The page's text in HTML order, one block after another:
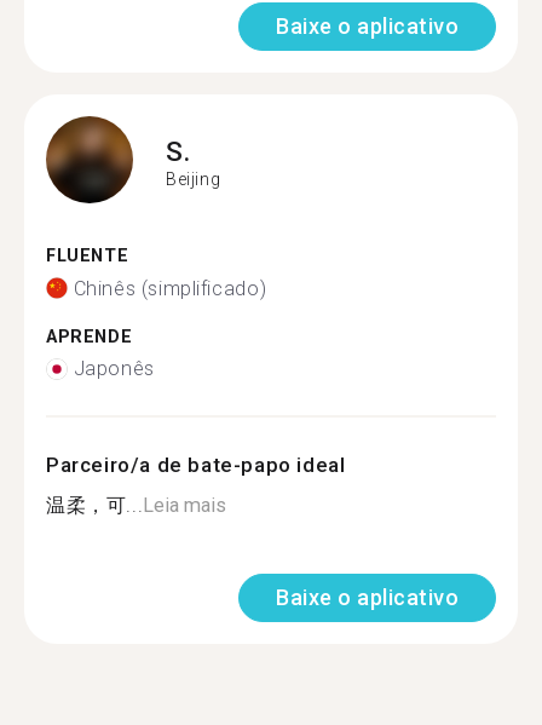
Baixe o aplicativo
S.
Beijing
FLUENTE
Chinês (simplificado)
APRENDE
Japonês
Parceiro/a de bate-papo ideal
温柔，可...Leia mais
Baixe o aplicativo